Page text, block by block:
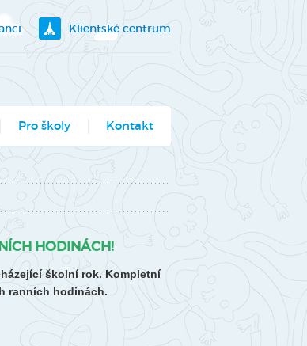
Klientské centrum
školy
Pro školy Kontakt
HODINÁCH!
školní rok. Kompletní
ranních hodinách.